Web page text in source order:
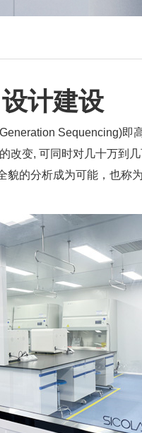
计建设
Sequencing)即
改变, 可同时对几十万到
貌的分析成为可能，也称